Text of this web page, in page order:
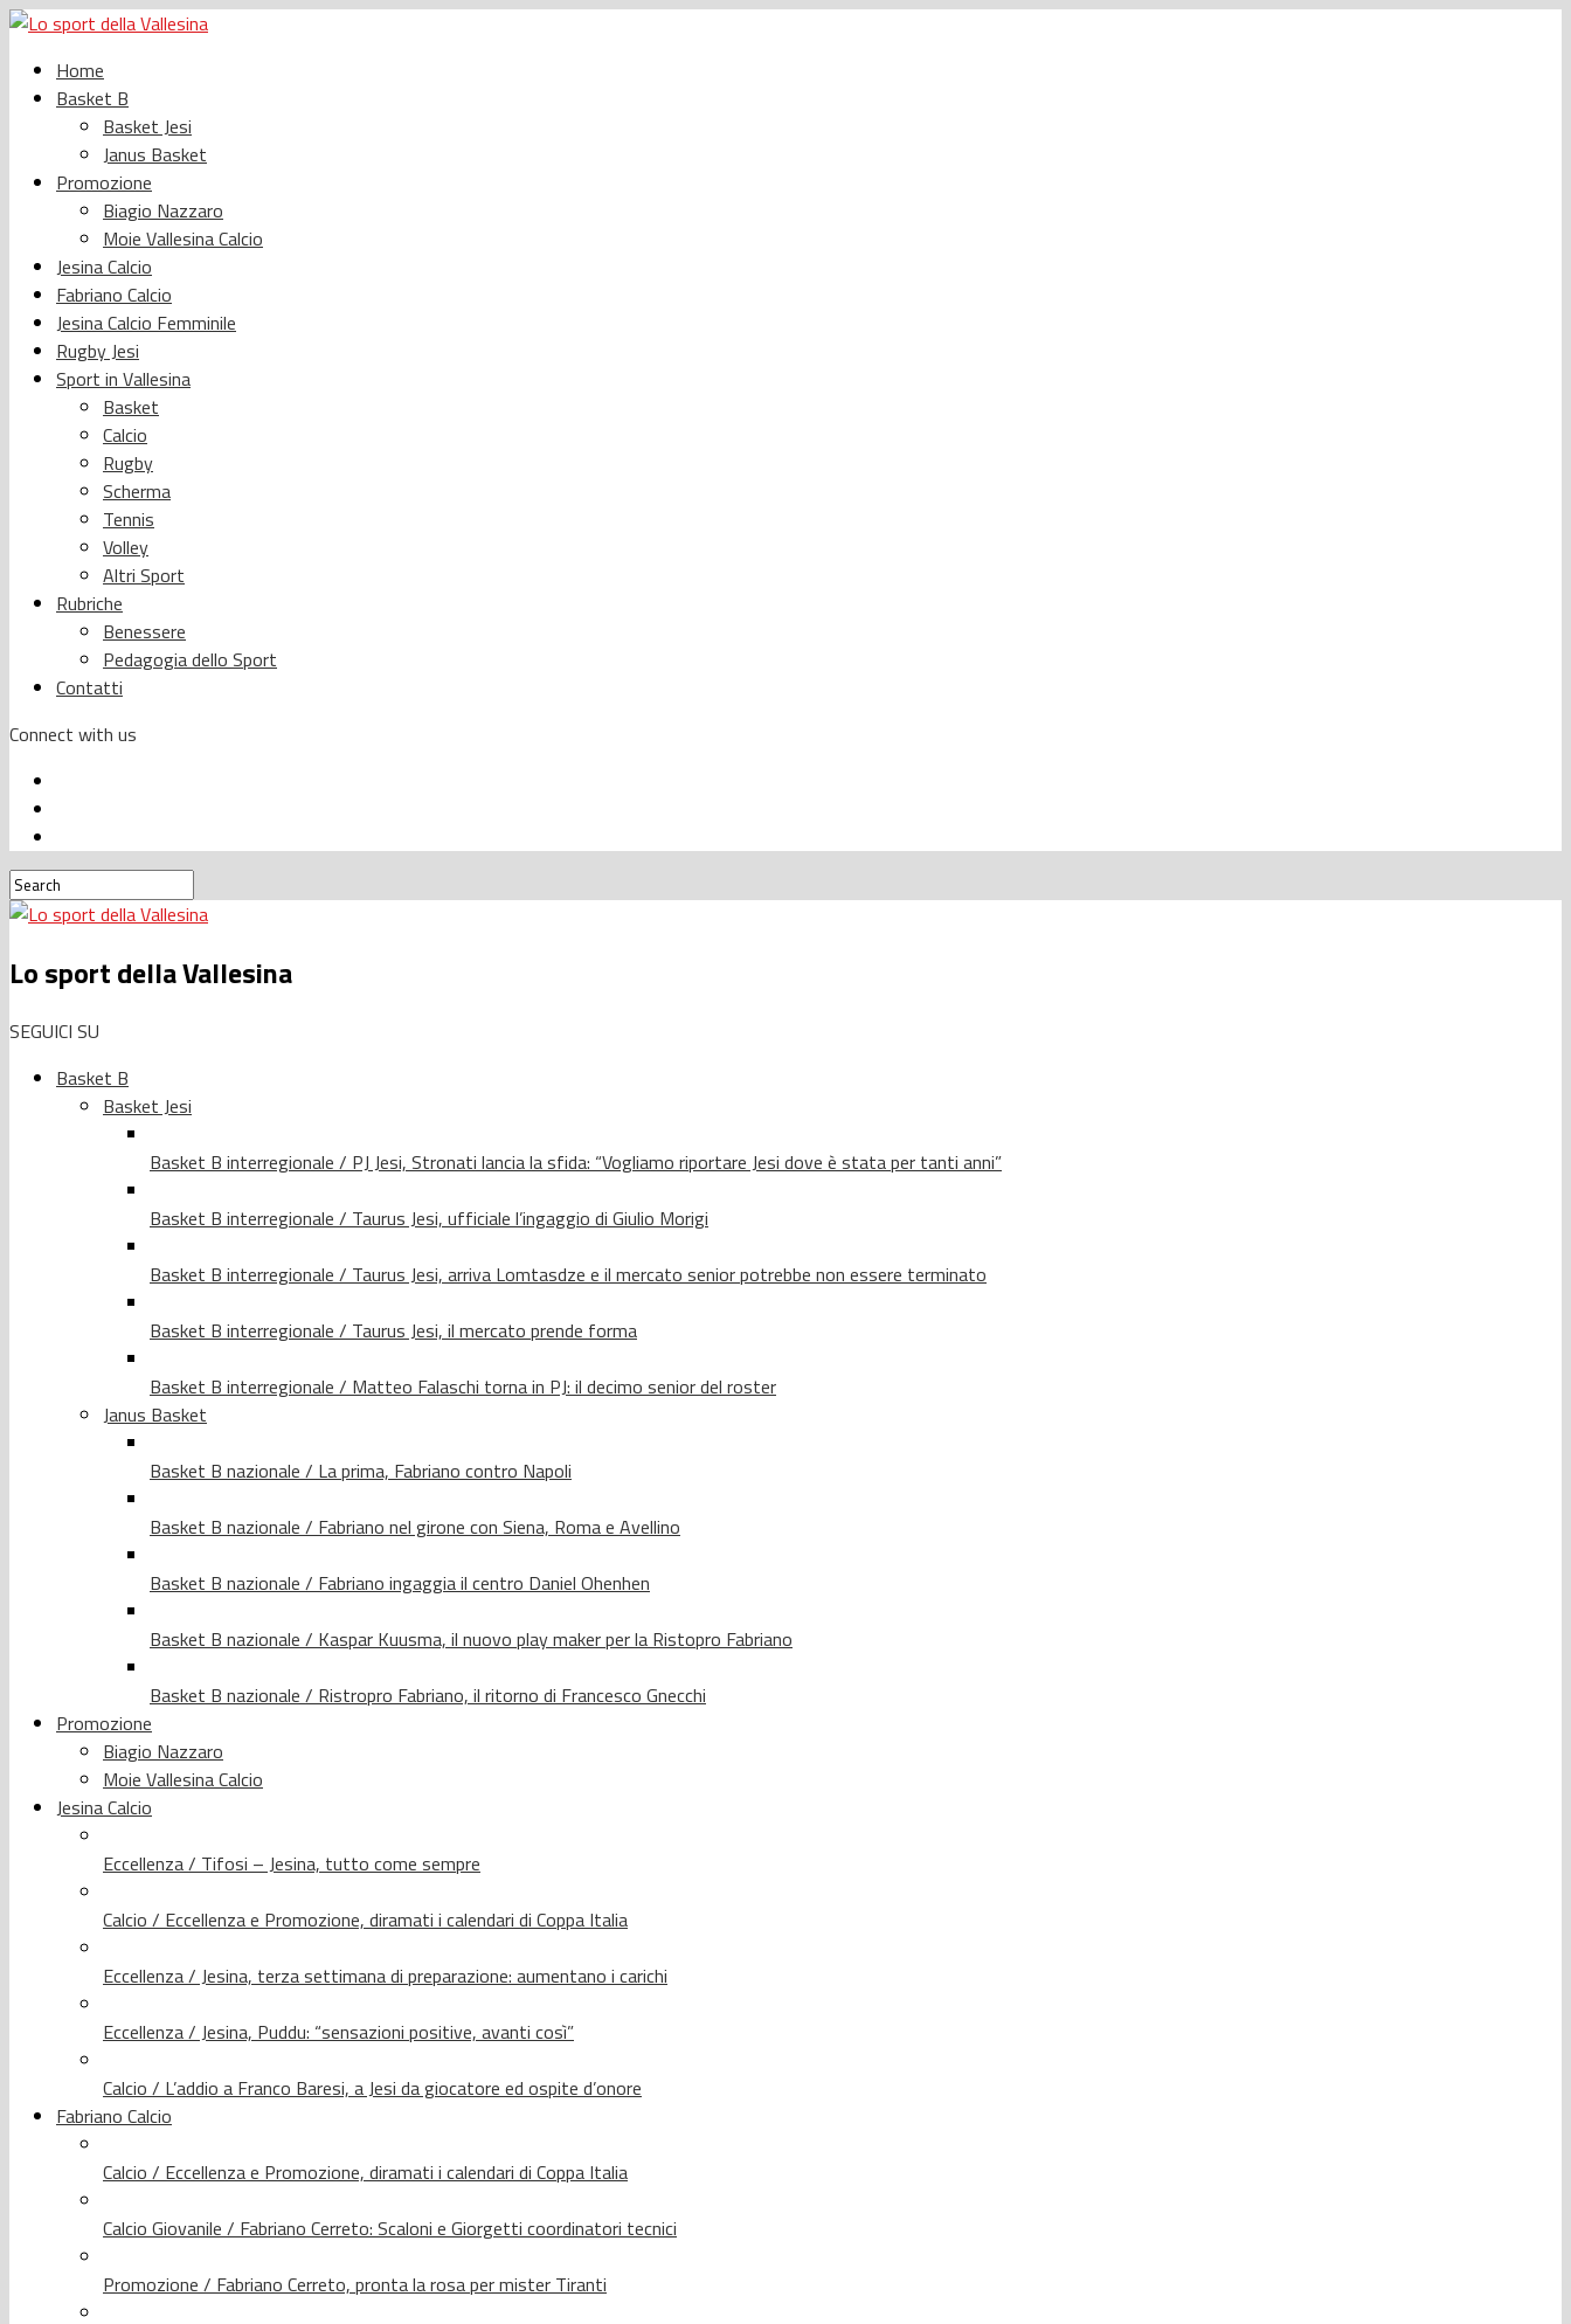
Home
Basket B
Basket Jesi
Janus Basket
Promozione
Biagio Nazzaro
Moie Vallesina Calcio
Jesina Calcio
Fabriano Calcio
Jesina Calcio Femminile
Rugby Jesi
Sport in Vallesina
Basket
Calcio
Rugby
Scherma
Tennis
Volley
Altri Sport
Rubriche
Benessere
Pedagogia dello Sport
Contatti
Connect with us
Lo sport della Vallesina
SEGUICI SU
Basket B
Basket Jesi
Basket B interregionale / PJ Jesi, Stronati lancia la sfida: “Vogliamo riportare Jesi dove è stata per tanti anni”
Basket B interregionale / Taurus Jesi, ufficiale l’ingaggio di Giulio Morigi
Basket B interregionale / Taurus Jesi, arriva Lomtasdze e il mercato senior potrebbe non essere terminato
Basket B interregionale / Taurus Jesi, il mercato prende forma
Basket B interregionale / Matteo Falaschi torna in PJ: il decimo senior del roster
Janus Basket
Basket B nazionale / La prima, Fabriano contro Napoli
Basket B nazionale / Fabriano nel girone con Siena, Roma e Avellino
Basket B nazionale / Fabriano ingaggia il centro Daniel Ohenhen
Basket B nazionale / Kaspar Kuusma, il nuovo play maker per la Ristopro Fabriano
Basket B nazionale / Ristropro Fabriano, il ritorno di Francesco Gnecchi
Promozione
Biagio Nazzaro
Moie Vallesina Calcio
Jesina Calcio
Eccellenza / Tifosi – Jesina, tutto come sempre
Calcio / Eccellenza e Promozione, diramati i calendari di Coppa Italia
Eccellenza / Jesina, terza settimana di preparazione: aumentano i carichi
Eccellenza / Jesina, Puddu: “sensazioni positive, avanti così”
Calcio / L’addio a Franco Baresi, a Jesi da giocatore ed ospite d’onore
Fabriano Calcio
Calcio / Eccellenza e Promozione, diramati i calendari di Coppa Italia
Calcio Giovanile / Fabriano Cerreto: Scaloni e Giorgetti coordinatori tecnici
Promozione / Fabriano Cerreto, pronta la rosa per mister Tiranti